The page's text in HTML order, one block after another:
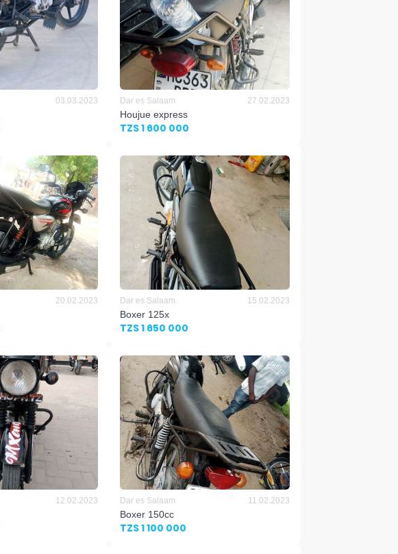
03.03.2023 Dar es Salaam 27.02.2023
Houjue express
TZS 1 600 000
20.02.2023 Dar es Salaam 15.02.2023
Boxer 125x
TZS 1 650 000
12.02.2023 Dar es Salaam 11.02.2023
Boxer 150cc
TZS 1 100 000